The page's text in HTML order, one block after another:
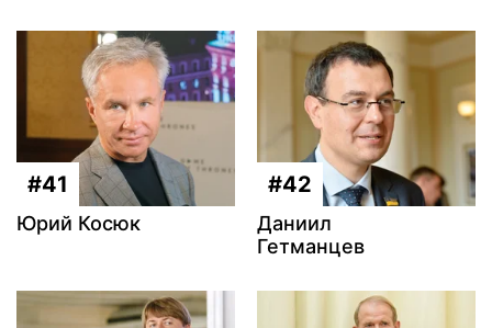
#41
Юрий Косюк
#42
Даниил
Гетманцев